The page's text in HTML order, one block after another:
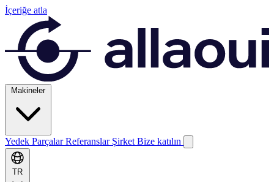
İçeriğe atla
Makineler
Yedek ParçalarReferanslar Şirket Bize katılın
TR